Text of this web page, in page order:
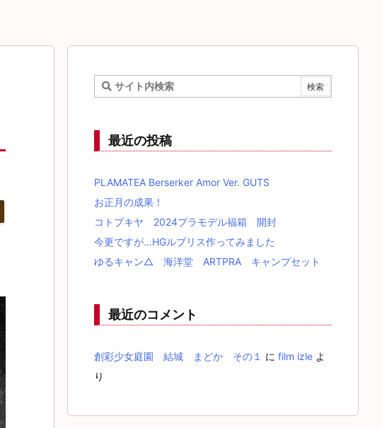
最近の投稿
PLAMATEA Berserker Amor Ver. GUTS
お正月の成果！
コトブキヤ 2024プラモデル福箱 開封
今更ですが…HGルブリス作ってみました
ゆるキャン△ 海洋堂 ARTPRA キャンプセット
最近のコメント
創彩少女庭園 結城 まどか その１ に film izle よ
り